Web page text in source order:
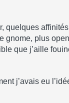
quelques
gnome, plus
que j’aille
j’avais eu